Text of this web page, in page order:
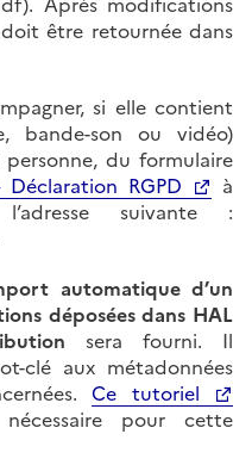
Après modifications
être retournée dans
si elle contient
bande-son ou vidéo)
du formulaire
RGPD
à
suivante :
automatique d’un
déposées dans HAL
sera fourni. Il
clé aux métadonnées
Ce tutoriel
pour cette